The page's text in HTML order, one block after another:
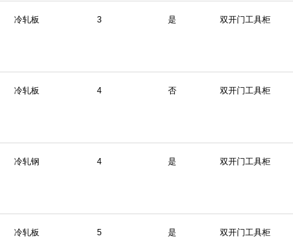
冷轧板 3 是 双开门工具柜
冷轧板 4 否 双开门工具柜
冷轧钢 4 是 双开门工具柜
冷轧板 5 是 双开门工具柜